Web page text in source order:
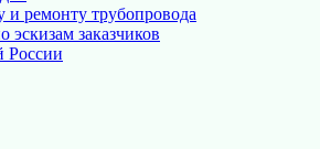
ремонту трубопровода
заказчиков
России